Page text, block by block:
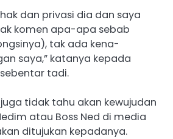
dan privasi dia dan saya
komen apa-apa sebab
tak ada kena-
saya,” katanya kepada
tadi.
tidak tahu akan kewujudan
atau Boss Ned di media
ditujukan kepadanya.